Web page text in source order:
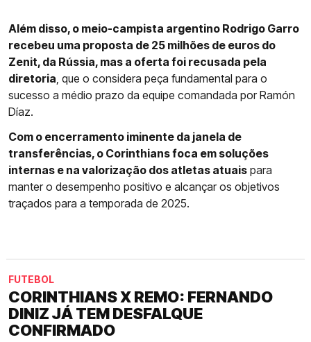
Além disso, o meio-campista argentino Rodrigo Garro
recebeu uma proposta de 25 milhões de euros do
Zenit, da Rússia, mas a oferta foi recusada pela
diretoria, que o considera peça fundamental para o
sucesso a médio prazo da equipe comandada por Ramón
Díaz.
Com o encerramento iminente da janela de
transferências, o Corinthians foca em soluções
internas e na valorização dos atletas atuais para
manter o desempenho positivo e alcançar os objetivos
traçados para a temporada de 2025.
FUTEBOL
CORINTHIANS X REMO: FERNANDO
DINIZ JÁ TEM DESFALQUE
CONFIRMADO